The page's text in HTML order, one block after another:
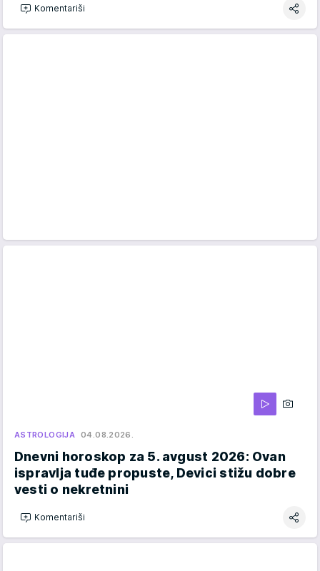
Komentariši
ASTROLOGIJA 04.08.2026.
Dnevni horoskop za 5. avgust 2026: Ovan
ispravlja tuđe propuste, Devici stižu dobre
vesti o nekretnini
Komentariši